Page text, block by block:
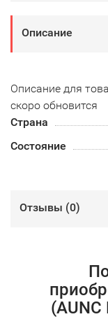
Описание
Описание для
скоро обновится
Страна
Состояние
Отзывы (0)